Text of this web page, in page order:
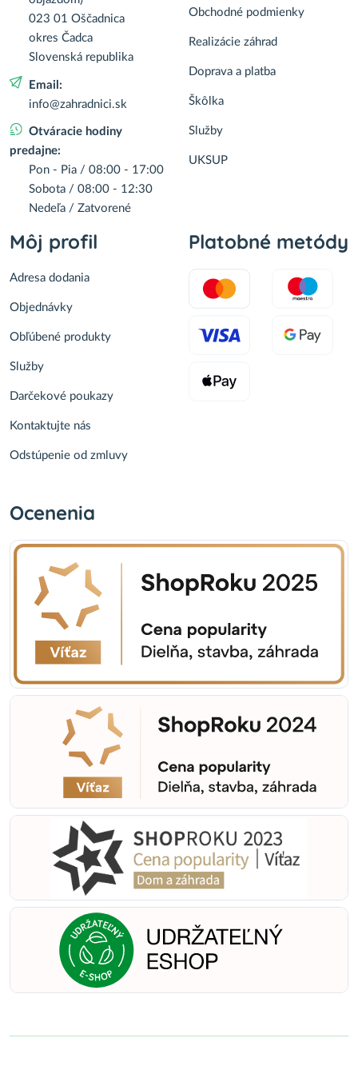
Vŕba štíhlopestíková (Salix gracilistyla)
´MOUNT ASO´® výška: 20-30 cm, kont. C3L -
7,90 €
DREAM´® - výška 30-50 cm, kont. C2L
Ambrovník styraxový (Liquidambar
styraciflua) ´GUMBALL´ - výška 80-100 cm,
KMIENKU
Do košíka
Javor dlaňolistý (Acer palmatum)
18,50 € Do košíka
Albízia ružová (Albizia Julibrissin) - výška 270-
145,00 €
kmeňa 6/8 cm kont. C30L
169,00 €
Vŕba čiernokvetá (Salix gracilistyla
melanostachys) ´KUROME´ - výška 70-100 cm,
kont. C3L
6,90 €
023 01 Oščadnica
okres Čadca
Slovenská republika
Email:
info@zahradnici.sk
Otváracie hodiny
predajne:
Pon - Pia / 08:00 - 17:00
Sobota / 08:00 - 12:30
Nedeľa / Zatvorené
Obchodné podmienky
Realizácie záhrad
Doprava a platba
Škôlka
Služby
UKSUP
Môj profil
Adresa dodania
Objednávky
Obľúbené produkty
Služby
Darčekové poukazy
Kontaktujte nás
Odstúpenie od zmluvy
Platobné metódy
Ocenenia